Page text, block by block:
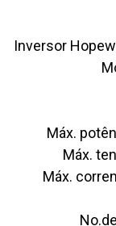
Inversor
Máx.
Máx.
Máx.